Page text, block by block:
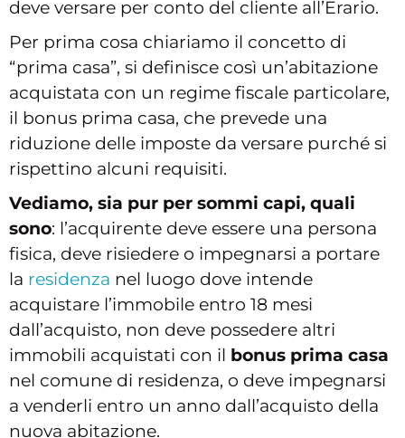
deve versare per conto del cliente all’Erario.
Per prima cosa chiariamo il concetto di
“prima casa”, si definisce così un’abitazione
acquistata con un regime fiscale particolare,
il bonus prima casa, che prevede una
riduzione delle imposte da versare purché si
rispettino alcuni requisiti.
Vediamo, sia pur per sommi capi, quali
sono: l’acquirente deve essere una persona
fisica, deve risiedere o impegnarsi a portare
la residenza nel luogo dove intende
acquistare l’immobile entro 18 mesi
dall’acquisto, non deve possedere altri
immobili acquistati con il bonus prima casa
nel comune di residenza, o deve impegnarsi
a venderli entro un anno dall’acquisto della
nuova abitazione.